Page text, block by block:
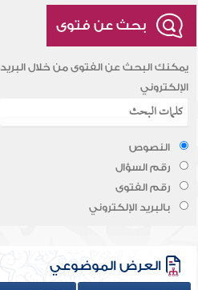
بحث عن فتوى
يمكنك البحث عن الفتوى من خلال البريد
الإلكتروني
النصوص
رقم السؤال
رقم الفتوى
بالبريد الإلكتروني
العرض الموضوعي